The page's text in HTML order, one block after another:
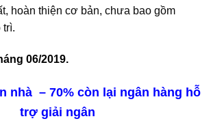
hoàn thiện cơ bản, chưa bao gồm
trì.
06/2019.
nhà – 70% còn lại ngân hàng hỗ
trợ giải ngân